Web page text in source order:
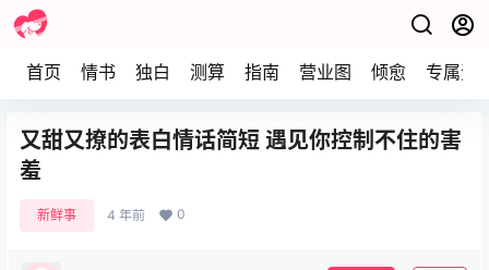
首页 情书 独白 测算 指南 营业图 倾愈 专属资
又甜又撩的表白情话简短 遇见你控制不住的害
羞
新鲜事 4 年前 0